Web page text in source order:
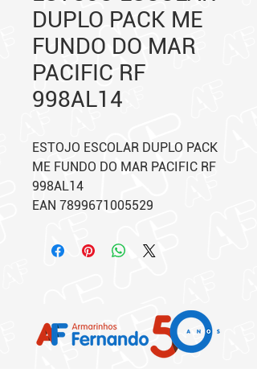
DUPLO PACK ME
FUNDO DO MAR
PACIFIC RF
998AL14
ESTOJO ESCOLAR DUPLO PACK
ME FUNDO DO MAR PACIFIC RF
998AL14
EAN 7899671005529